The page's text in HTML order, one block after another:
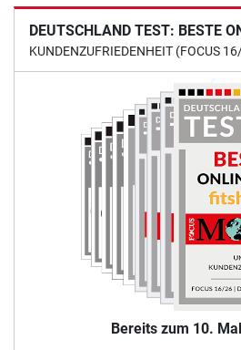
DEUTSCHLAND TEST: BESTE
KUNDENZUFRIEDENHEIT (FOCUS
Bereits zum 10.